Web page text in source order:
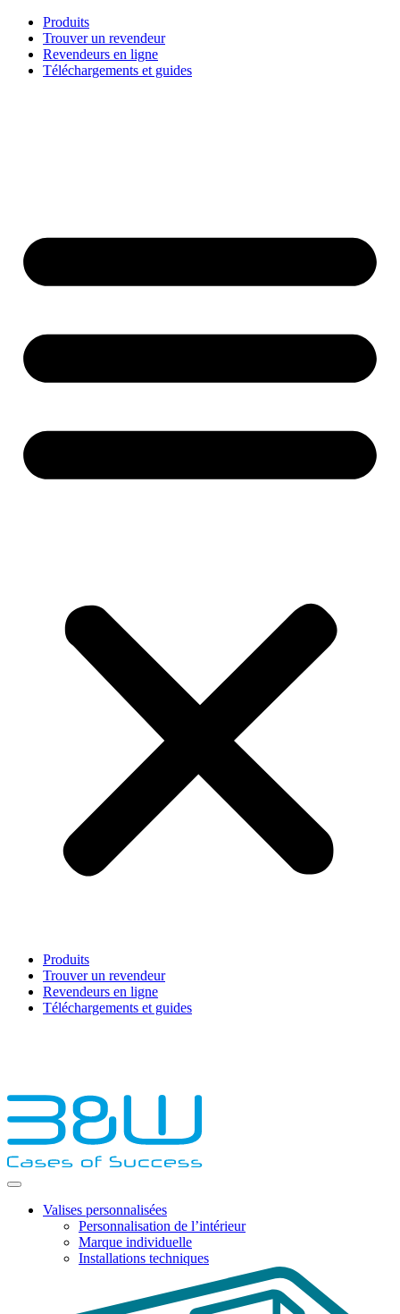
Aller
contenu
Produits
Trouver un revendeur
Revendeurs en ligne
Téléchargements et guides
Produits
Trouver un revendeur
Revendeurs en ligne
Téléchargements et guides
Valises personnalisées
Personnalisation de l’intérieur
Marque individuelle
Installations techniques